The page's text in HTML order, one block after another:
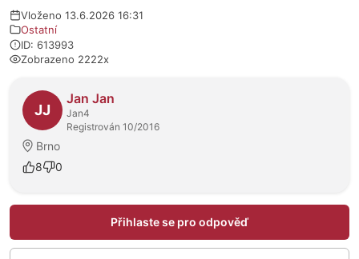
Vloženo 13.6.2026 16:31
Ostatní
ID: 613993
Zobrazeno 2222x
O prodejci
JJ
Jan Jan
Jan4
Registrován 10/2016
Brno
8
0
Přihlaste se pro odpověď